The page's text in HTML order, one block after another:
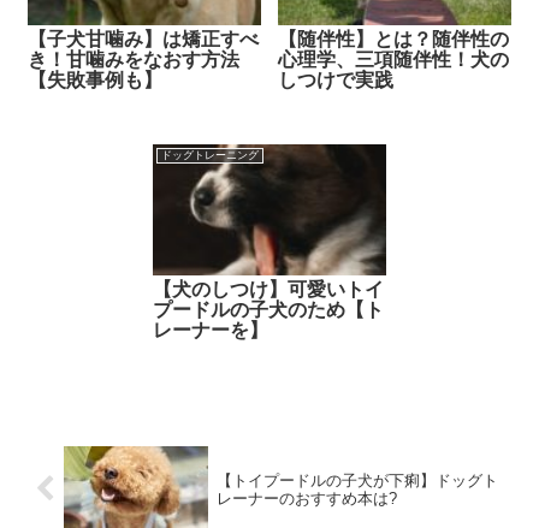
【子犬甘噛み】は矯正すべ
き！甘噛みをなおす方法
【失敗事例も】
【随伴性】とは？随伴性の
心理学、三項随伴性！犬の
しつけで実践
ドッグトレーニング
【犬のしつけ】可愛いトイ
プードルの子犬のため【ト
レーナーを】
【トイプードルの子犬が下痢】ドッグト
レーナーのおすすめ本は?